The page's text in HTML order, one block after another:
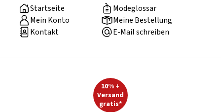
Startseite
Modeglossar
Mein Konto
Meine Bestellung
Kontakt
E-Mail schreiben
10% +
Versand
gratis*